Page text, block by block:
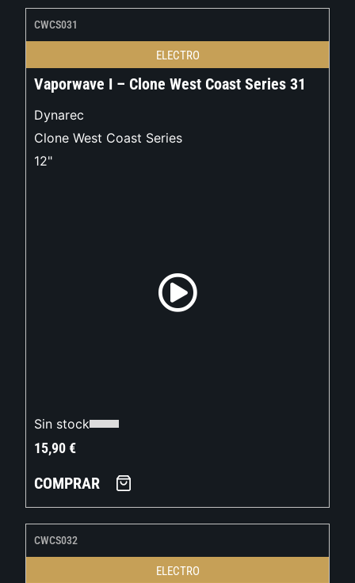
CWCS031
ELECTRO
Vaporwave I – Clone West Coast Series 31
Dynarec
Clone West Coast Series
12"
Sin stock
15,90€
COMPRAR
CWCS032
ELECTRO